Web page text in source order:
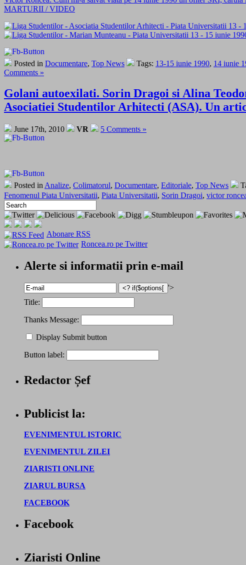
MARTURII / VIDEO
Posted in Documentare, Top News Tags: 13-15 iunie 1990, 14 iunie
Comments »
Golani autoexilati. Sorin Dragoi si Alina
Asociatiei Studentilor Arhitecti (ASA). Un
June 17th, 2010 VR 5 Comments »
Posted in Analize, Colimatorul, Documentare, Editoriale, Top News
Fenomenul Piata Universitatii, Piata Universitatii, Sorin Dragoi, victor
Abonare RSS
Roncea.ro pe Twitter
Alerte si informatii prin e-mail
'>
Title:
Thanks Message:
Display Submit button
Button label:
Redactor Șef
Publicist la:
EVENIMENTUL ISTORIC
EVENIMENTUL ZILEI
ZIARISTI ONLINE
ZIARUL BURSA
FACEBOOK
Facebook
Ziaristi Online